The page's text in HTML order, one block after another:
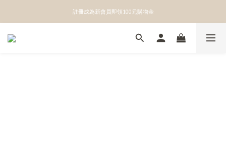
👉點我立即綁定官方LINE獲得第一手優惠資訊
註冊成為新會員即領100元購物金
👉點我立即綁定官方LINE獲得第一手優惠資訊